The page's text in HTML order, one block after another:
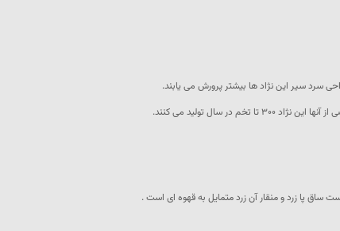
سرد سیر این نژاد ها بیشتر پرورش می یابند.
تولید می کنند.
ساق پا زرد و منقار آن زرد متمایل به قهوه ای است .